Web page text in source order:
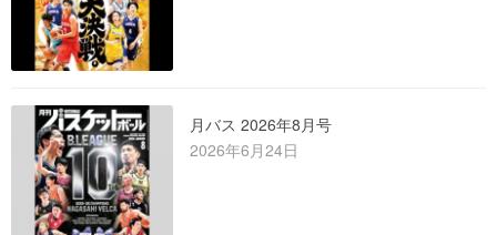
月バス 2026年8月号
2026年6月24日